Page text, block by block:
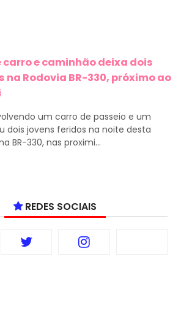
e caminhão deixa dois
na Rodovia BR-330, próximo ao
um carro de passeio e um
dois jovens feridos na noite desta
BR-330, nas proximi...
REDES SOCIAIS